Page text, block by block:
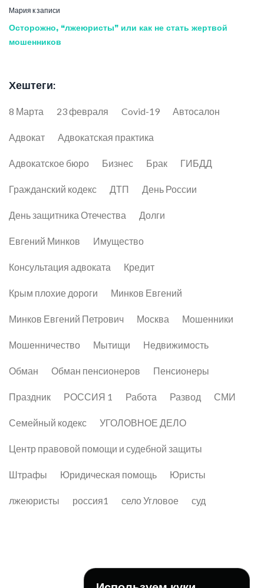
Мария к записи
Осторожно, “лжеюристы” или как не стать жертвой
мошенников
Хештеги:
8 Марта 23 февраля Covid-19 Автосалон
Адвокат Адвокатская практика
Адвокатское бюро Бизнес Брак ГИБДД
Гражданский кодекс ДТП День России
День защитника Отечества Долги
Евгений Минков Имущество
Консультация адвоката Кредит
Крым плохие дороги Минков Евгений
Минков Евгений Петрович Москва Мошенники
Мошенничество Мытищи Недвижимость
Обман Обман пенсионеров Пенсионеры
Праздник РОССИЯ 1 Работа Развод СМИ
Семейный кодекс УГОЛОВНОЕ ДЕЛО
Центр правовой помощи и судебной защиты
Штрафы Юридическая помощь Юристы
лжеюристы россия1 село Угловое суд